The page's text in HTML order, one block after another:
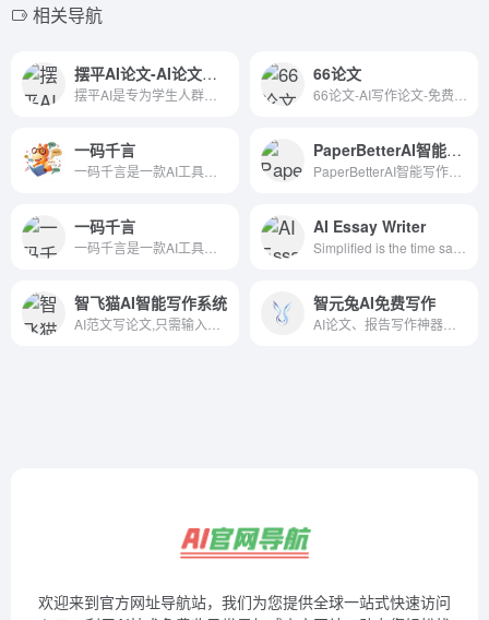
相关导航
摆平AI论文-AI论文写作 66论文
一码千言 PaperBetterAI智能写作官网
一码千言 AI Essay Writer
智飞猫AI智能写作系统 智元兔AI免费写作
欢迎来到官方网址导航站，我们为您提供全球一站式快速访问